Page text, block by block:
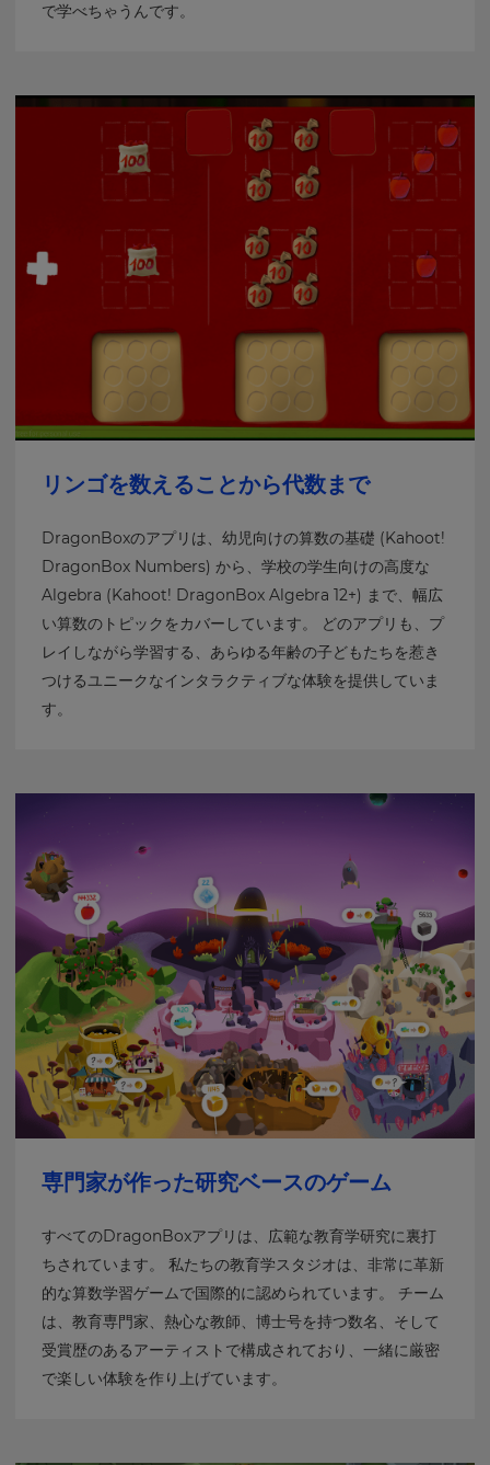
で学べちゃうんです。
リンゴを数えることから代数まで
DragonBoxのアプリは、幼児向けの算数の基礎 (Kahoot!
DragonBox Numbers) から、学校の学生向けの高度な
Algebra (Kahoot! DragonBox Algebra 12+) まで、幅広
い算数のトピックをカバーしています。 どのアプリも、プ
レイしながら学習する、あらゆる年齢の子どもたちを惹き
つけるユニークなインタラクティブな体験を提供していま
す。
専門家が作った研究ベースのゲーム
すべてのDragonBoxアプリは、広範な教育学研究に裏打
ちされています。 私たちの教育学スタジオは、非常に革新
的な算数学習ゲームで国際的に認められています。 チーム
は、教育専門家、熱心な教師、博士号を持つ数名、そして
受賞歴のあるアーティストで構成されており、一緒に厳密
で楽しい体験を作り上げています。